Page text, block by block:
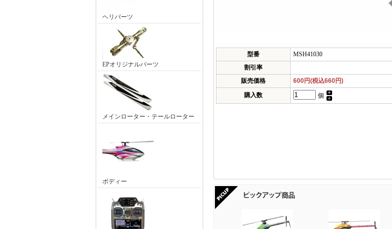
ヘリパーツ
EPオリジナルパーツ
メインローター・テールローター
ボディー
型番
MSH41030
割引率
販売価格
600円(税込660円)
購入数
個